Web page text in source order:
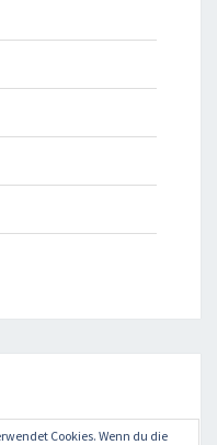
Cookies. Wenn du die